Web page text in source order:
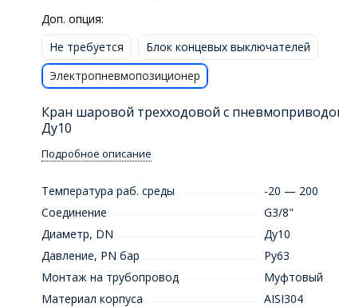
Доп. опция:
Не требуется
Блок концевых выключателей
Электропневмопозиционер
Кран шаровой трехходовой с
Ду10
Подробное описание
Температура раб. среды
-20 — 200
Соединение
G3/8"
Диаметр, DN
Ду10
Давление, PN бар
Ру63
Монтаж на трубопровод
Муфтовый
Материал корпуса
AISI304